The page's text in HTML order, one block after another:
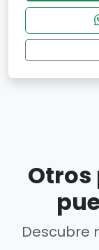
Otros
Descubre